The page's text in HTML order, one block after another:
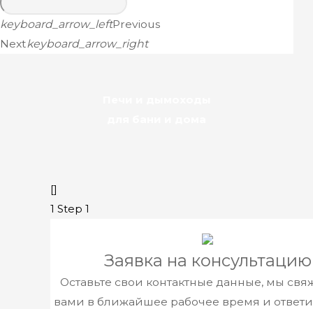
keyboard_arrow_leftPrevious
Nextkeyboard_arrow_right
[]
1 Step 1
​Заявка на консультацию
Оставьте свои контактные данные, мы
вами в ближайшее рабочее время и